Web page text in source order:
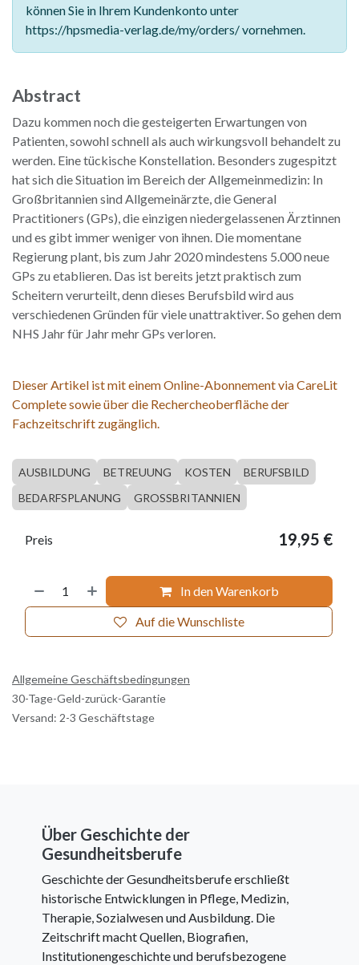
können Sie in Ihrem Kundenkonto unter
https://hpsmedia-verlag.de/my/orders/ vornehmen.
Abstract
Dazu kommen noch die gesteigerten Erwartungen von
Patienten, sowohl schnell als auch wirkungsvoll behandelt zu
werden. Eine tückische Konstellation. Besonders zugespitzt
hat sich die Situation im Bereich der Allgemeinmedizin: In
Großbritannien sind Allgemeinärzte, die General
Practitioners (GPs), die einzigen niedergelassenen Ärztinnen
und es gibt immer weniger von ihnen. Die momentane
Regierung plant, bis zum Jahr 2020 mindestens 5.000 neue
GPs zu etablieren. Das ist bereits jetzt praktisch zum
Scheitern verurteilt, denn dieses Berufsbild wird aus
verschiedenen Gründen für viele unattraktiver. So gehen dem
NHS Jahr für Jahr mehr GPs verloren.
Dieser Artikel ist mit einem Online-Abonnement via CareLit
Complete sowie über die Rechercheoberfläche der
Fachzeitschrift zugänglich.
AUSBILDUNG BETREUUNG KOSTEN
BERUFSBILD
BEDARFSPLANUNG
GROSSBRITANNIEN
In den Warenkorb
Auf die Wunschliste
Preis 19,95 €
Allgemeine Geschäftsbedingungen
30-Tage-Geld-zurück-Garantie
Versand: 2-3 Geschäftstage
Über Geschichte der
Gesundheitsberufe
Geschichte der Gesundheitsberufe erschließt
historische Entwicklungen in Pflege, Medizin,
Therapie, Sozialwesen und Ausbildung. Die
Zeitschrift macht Quellen, Biografien,
Institutionengeschichte und berufsbezogene